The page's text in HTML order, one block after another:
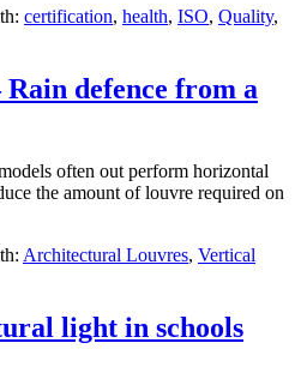
certification, health, ISO, Quality,
defence from a
often out perform horizontal
the amount of louvre required on
Architectural Louvres, Vertical
light in schools